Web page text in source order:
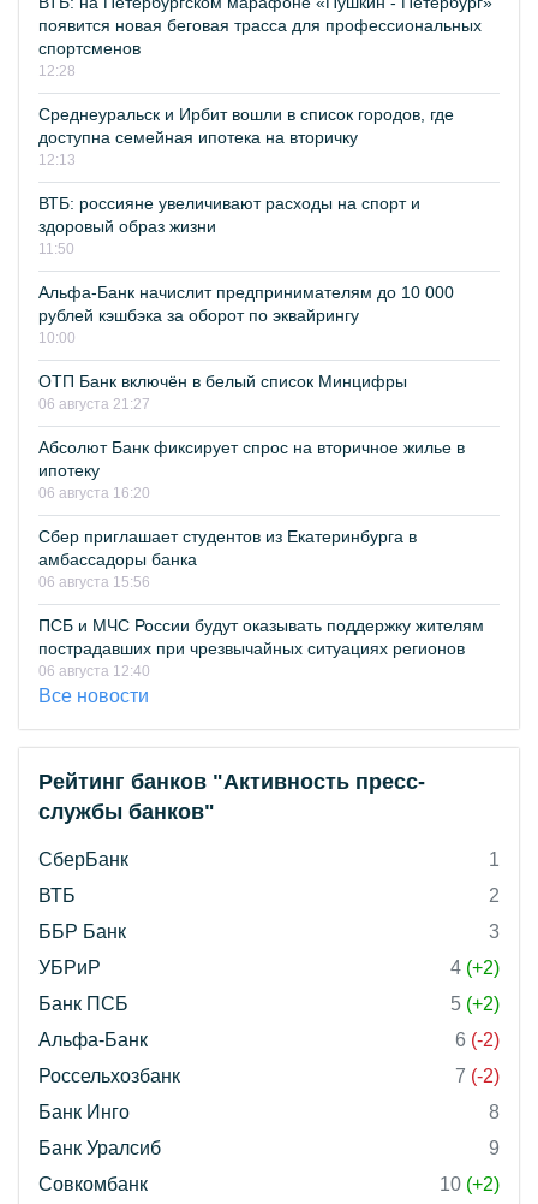
появится новая беговая трасса для профессиональных
спортсменов
12:28
Среднеуральск и Ирбит вошли в список городов, где
доступна семейная ипотека на вторичку
12:13
ВТБ: россияне увеличивают расходы на спорт и
здоровый образ жизни
11:50
Альфа-Банк начислит предпринимателям до 10 000
рублей кэшбэка за оборот по эквайрингу
10:00
ОТП Банк включён в белый список Минцифры
06 августа 21:27
Абсолют Банк фиксирует спрос на вторичное жилье в
ипотеку
06 августа 16:20
Сбер приглашает студентов из Екатеринбурга в
амбассадоры банка
06 августа 15:56
ПСБ и МЧС России будут оказывать поддержку жителям
пострадавших при чрезвычайных ситуациях регионов
06 августа 12:40
Все новости
Рейтинг банков "Активность пресс-
службы банков"
СберБанк
1
ВТБ
2
ББР Банк
3
УБРиР
4 (+2)
Банк ПСБ
5 (+2)
Альфа-Банк
6 (-2)
Россельхозбанк
7 (-2)
Банк Инго
8
Банк Уралсиб
9
Совкомбанк
10 (+2)